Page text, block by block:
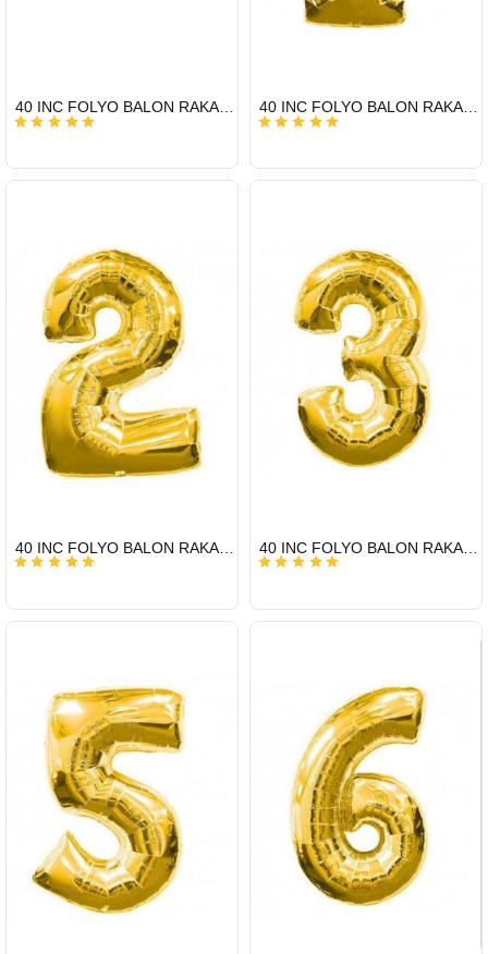
HIZLI
GÖNDERİ
40 INC FOLYO BALON RAKAM ALTIN 0
HIZLI
GÖNDERİ
40 INC FOLYO BALON RAKAM ALTIN 1
GÖNDERİ
GÖNDERİ
40 INC FOLYO BALON RAKAM ALTIN 3